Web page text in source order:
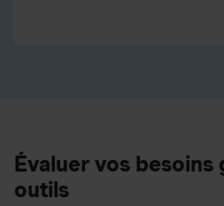
Évaluer vos besoins
outils